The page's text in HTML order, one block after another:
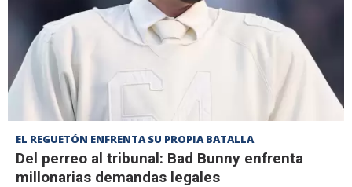
EL REGUETÓN ENFRENTA SU PROPIA BATALLA
Del perreo al tribunal: Bad Bunny enfrenta
millonarias demandas legales